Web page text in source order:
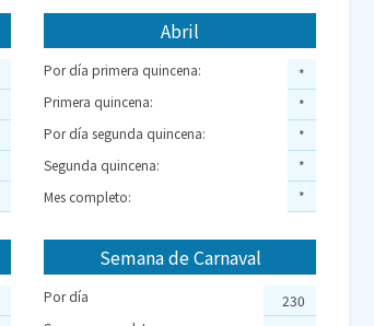
Abril
Por día primera quincena:
Primera quincena:
Por día segunda quincena:
Segunda quincena:
Mes completo:
*
*
*
*
*
Semana de Carnaval
Por día
230